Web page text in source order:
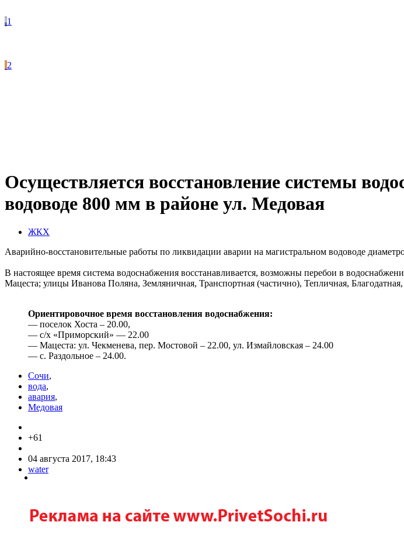
1
2
Осуществляется восстановление системы
водоводе 800 мм в районе ул. Медовая
ЖКХ
Аварийно-восстановительные работы по ликвидации аварии на магистральном водоводе
В настоящее время система водоснабжения восстанавливается, возможны перебои в
Мацеста; улицы Иванова Поляна, Земляничная, Транспортная (частично), Тепличная,
Ориентировочное время восстановления водоснабжения:
— поселок Хоста – 20.00,
— с/х «Приморский» — 22.00
— Мацеста: ул. Чекменева, пер. Мостовой – 22.00, ул. Измайловская – 24.00
— с. Раздольное – 24.00.
Сочи,
вода,
авария,
Медовая
+61
04 августа 2017, 18:43
water